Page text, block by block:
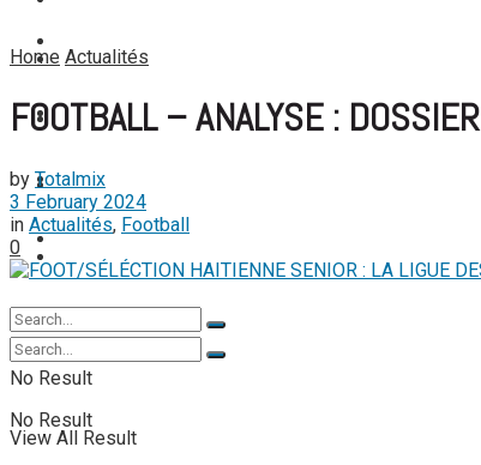
BASKETBALL
TENNIS
TENNIS DE TABLE
No Result
FOOT EXPATRIÉS
BASKETBALL
TENNIS
TENNIS DE TABLE
No Result
View All Result
Home Actualités
FOOTBALL – ANALYSE :
by Totalmix
3 February 2024
in Actualités, Football
0